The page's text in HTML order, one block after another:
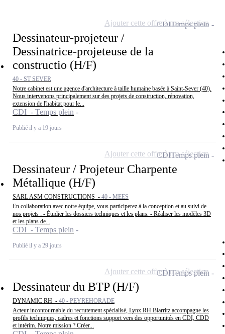
Dessinateur-projeteur /
Dessinatrice-projeteuse de la
constructio (H/F)
40 - ST SEVER
Notre cabinet est une agence d'architecture à taille humaine basée à Saint-Sever (40).
Nous intervenons principalement sur des projets de construction, rénovation,
extension de l'habitat pour le...
CDI - Temps plein
Publié il y a 19 jours
CDITemps plein
Ajouter cette offre à ma sélection
Dessinateur / Projeteur Charpente
Métallique (H/F)
SARL ASM CONSTRUCTIONS - 40 - MEES
En collaboration avec notre équipe, vous participerez à la conception et au suivi de
nos projets : - Étudier les dossiers techniques et les plans. - Réaliser les modèles 3D
et les plans de...
CDI - Temps plein
Publié il y a 29 jours
CDITemps plein
Ajouter cette offre à ma sélection
Dessinateur du BTP (H/F)
DYNAMIC RH - 40 - PEYREHORADE
Acteur incontournable du recrutement spécialisé, Lynx RH Biarritz accompagne les
profils techniques, cadres et fonctions support vers des opportunités en CDI, CDD
et intérim. Notre mission ? Créer...
CDITemps plein
Ajouter cette offre à ma sélection